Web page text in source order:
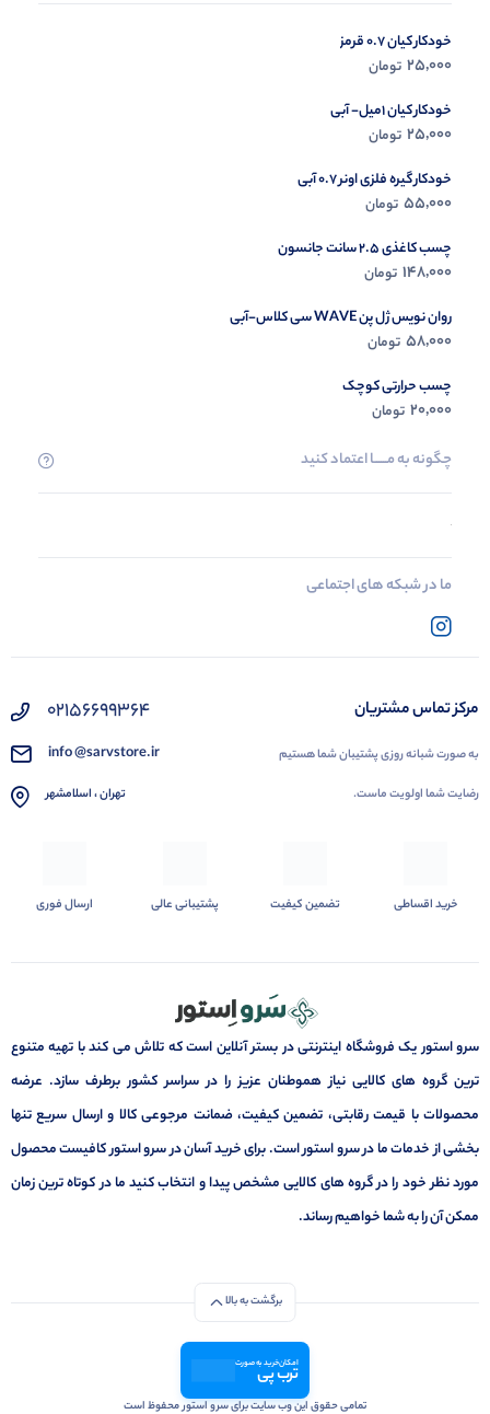
خودکار کیان 0.7 قرمز
25,000 تومان
خودکار کیان 1میل- آبی
25,000 تومان
خودکار گیره فلزی اونر 0.7 آبی
55,000 تومان
چسب کاغذی 2.5 سانت جانسون
148,000 تومان
روان نویس ژل پن WAVE سی کلاس-آبی
58,000 تومان
چسب حرارتی کوچک
20,000 تومان
چگونه به مــــــا اعتماد کنید
ما در شبکه های اجتماعی
مرکز تماس مشتریان
به صورت شبانه روزی پشتیبان شما هستیم
رضایت شما اولویت ماست.
02156699364
info @sarvstore.ir
تهران ، اسلامشهر
خرید اقساطی تضمین کیفیت پشتیبانی عالی ارسال فوری
سرو استور یک فروشگاه اینترنتی در بستر آنلاین است که تلاش می کند با تهیه متنوع
ترین گروه های کالایی نیاز هموطنان عزیز را در سراسر کشور برطرف سازد. عرضه
محصولات با قیمت رقابتی، تضمین کیفیت، ضمانت مرجوعی کالا و ارسال سریع تنها
بخشی از خدمات ما در سرو استور است. برای خرید آسان در سرو استور کافیست محصول
مورد نظر خود را در گروه های کالایی مشخص پیدا و انتخاب کنید ما در کوتاه ترین زمان
ممکن آن را به شما خواهیم رساند.
برگشت به بالا
امکان خرید به صورت
ترب پی
تمامی حقوق این وب سایت برای سرو استور محفوظ است